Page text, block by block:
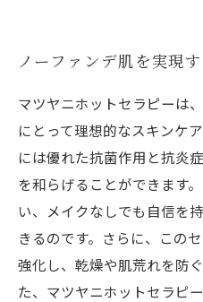
ノーファンデ肌を実現
マツヤニホットセラピーは
にとって理想的なスキンケ
には優れた抗菌作用と抗炎
を和らげることができます
い、メイクなしでも自信を
きるのです。さらに、この
強化し、乾燥や肌荒れを防
た、マツヤニホットセラピ